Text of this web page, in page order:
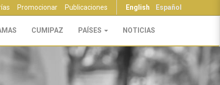
English Español
Promocionar Publicaciones
CUMIPAZ PAÍSES NOTICIAS